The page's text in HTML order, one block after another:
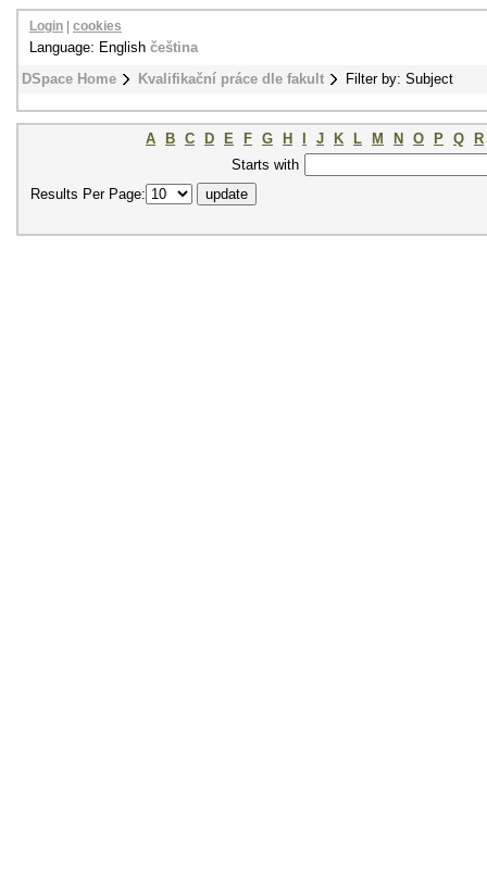
DSpace Home Kvalifikační práce dle fakult Filter by: Subject
Login cookies
Language: English čeština
A B C D E F G H J K L M N O P Q
R
Starts with
Results Per Page: